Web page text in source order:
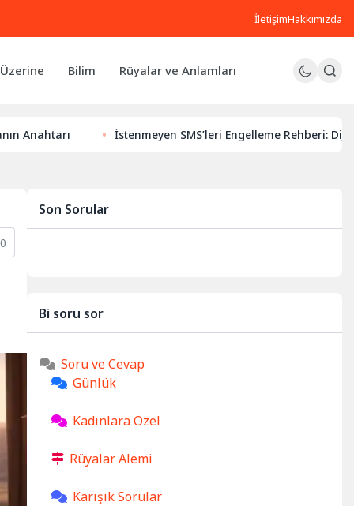
İletişimHakkımızda
Bilim Rüyalar ve Anlamları
İstenmeyen SMS’leri Engelleme Rehberi: Dijital
0
Son Sorular
Bi soru sor
Soru ve Cevap
Günlük
Kadınlara Özel
Rüyalar Alemi
Karışık Sorular